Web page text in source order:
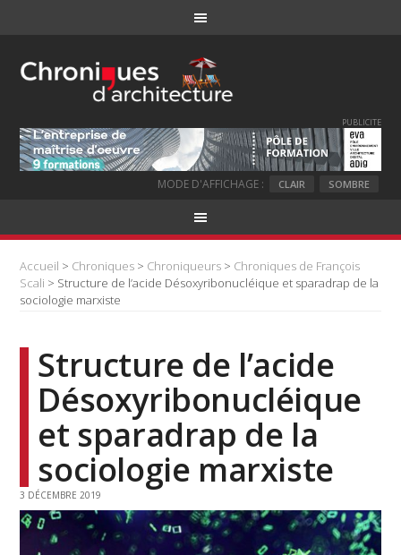
PUBLICITE
MODE D'AFFICHAGE : CLAIR SOMBRE
Accueil > Chroniques > Chroniqueurs > Chroniques de François
Scali > Structure de l’acide Désoxyribonucléique et sparadrap de la
sociologie marxiste
Structure de l’acide
Désoxyribonucléique
et sparadrap de la
sociologie marxiste
3 DÉCEMBRE 2019